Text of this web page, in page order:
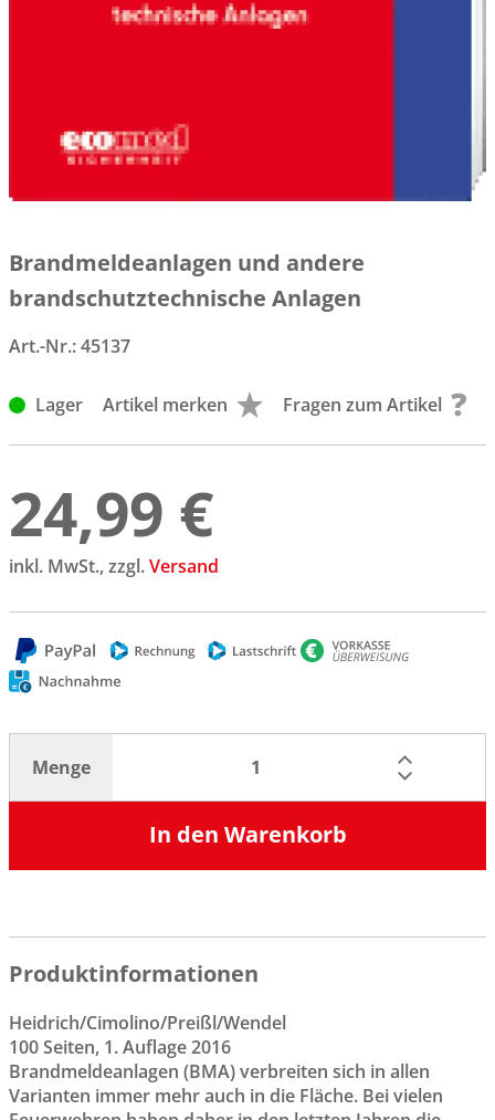
Brandmeldeanlagen und andere
brandschutztechnische Anlagen
Art.-Nr.:45137
Lager Artikel merken Fragen zum Artikel
24,99 €
inkl. MwSt., zzgl.Versand
Menge
In den Warenkorb
Produktinformationen
Heidrich/Cimolino/Preißl/Wendel
100 Seiten, 1. Auflage 2016
Brandmeldeanlagen (BMA) verbreiten sich in allen
Varianten immer mehr auch in die Fläche. Bei vielen